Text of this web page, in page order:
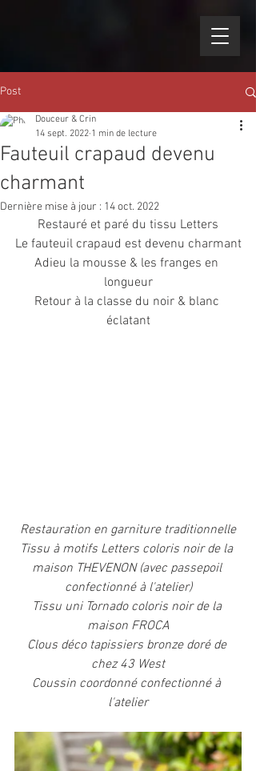
Post
Fauteuil crapaud devenu
charmant
Douceur & Crin
14 sept. 2022 1 min de lecture
Dernière mise à jour : 14 oct. 2022
Restauré et paré du tissu Letters
Le fauteuil crapaud est devenu charmant
Adieu la mousse & les franges en
longueur
Retour à la classe du noir & blanc
éclatant
Restauration en garniture traditionnelle
Tissu à motifs Letters coloris noir de la
maison THEVENON (avec passepoil
confectionné à l'atelier)
Tissu uni Tornado coloris noir de la
maison FROCA
Clous déco tapissiers bronze doré de
chez 43 West
Coussin coordonné confectionné à
l'atelier